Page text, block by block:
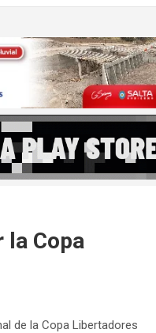
la Copa
de la Copa Libertadores